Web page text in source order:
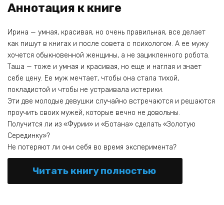
Аннотация к книге
Ирина — умная, красивая, но очень правильная, все делает
как пишут в книгах и после совета с психологом. А ее мужу
хочется обыкновенной женщины, а не зацикленного робота.
Таша — тоже и умная и красивая, но еще и наглая и знает
себе цену. Ее муж мечтает, чтобы она стала тихой,
покладистой и чтобы не устраивала истерики.
Эти две молодые девушки случайно встречаются и решаются
проучить своих мужей, которые вечно не довольны.
Получится ли из «Фурии» и «Ботана» сделать «Золотую
Серединку»?
Не потеряют ли они себя во время эксперимента?
Читать книгу полностью